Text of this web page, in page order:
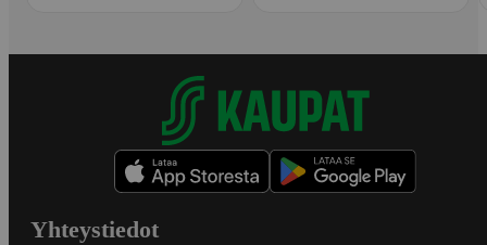
Yhteystiedot